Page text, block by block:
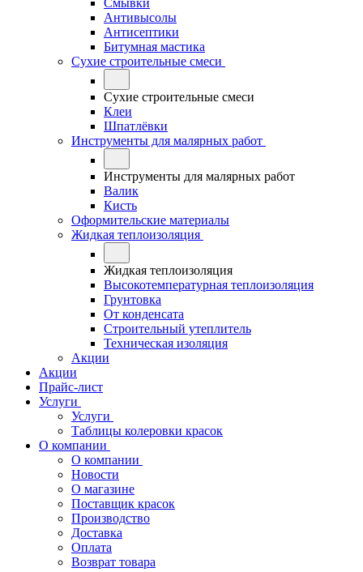
Смывки
Антивысолы
Антисептики
Битумная мастика
Сухие строительные смеси
Сухие строительные смеси
Клеи
Шпатлёвки
Инструменты для малярных работ
Инструменты для малярных работ
Валик
Кисть
Оформительские материалы
Жидкая теплоизоляция
Жидкая теплоизоляция
Высокотемпературная теплоизоляция
Грунтовка
От конденсата
Строительный утеплитель
Техническая изоляция
Акции
Акции
Прайс-лист
Услуги
Услуги
Таблицы колеровки красок
О компании
О компании
Новости
О магазине
Поставщик красок
Производство
Доставка
Оплата
Возврат товара